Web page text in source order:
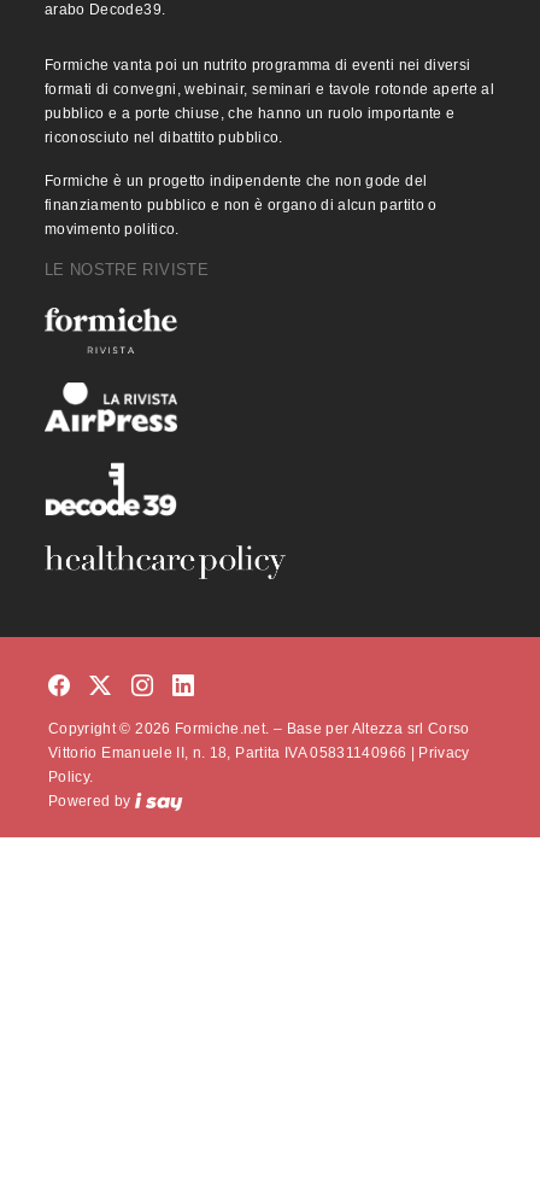
arabo Decode39.
Formiche vanta poi un nutrito programma di eventi nei diversi
formati di convegni, webinair, seminari e tavole rotonde aperte al
pubblico e a porte chiuse, che hanno un ruolo importante e
riconosciuto nel dibattito pubblico.
Formiche è un progetto indipendente che non gode del
finanziamento pubblico e non è organo di alcun partito o
movimento politico.
LE NOSTRE RIVISTE
Copyright © 2026 Formiche.net. – Base per Altezza srl Corso
Vittorio Emanuele II, n. 18, Partita IVA 05831140966 |
Privacy
Policy.
Powered by